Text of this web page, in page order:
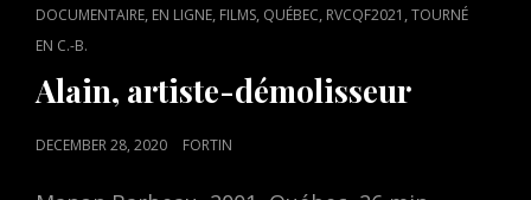
CAT
LINKS
DOCUMENTAIRE, EN LIGNE, FILMS, QUÉBEC, RVCQF2021 ,TOURNÉ
EN C.-B.
Alain, artiste-démolisseur
POSTED
DECEMBER 28, 2020 FORTIN